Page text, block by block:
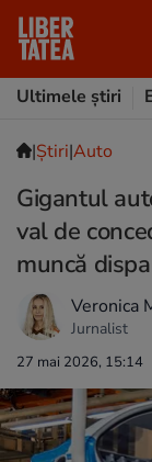
Ultimele știri
|Ştiri|Auto
Gigantul
val de
muncă
Veronica
Jurnalist
27 mai 2026, 15:14